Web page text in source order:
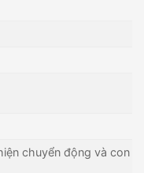
chuyển động và con